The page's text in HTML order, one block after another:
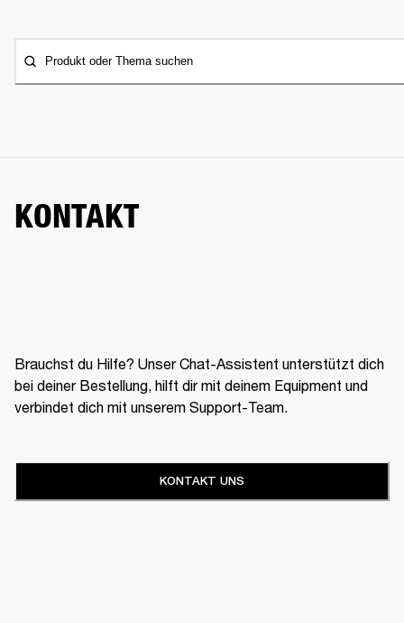
Produkt oder Thema suchen
KONTAKT
Brauchst du Hilfe? Unser Chat-Assistent unterstützt dich
bei deiner Bestellung, hilft dir mit deinem Equipment und
verbindet dich mit unserem Support-Team.
KONTAKT UNS